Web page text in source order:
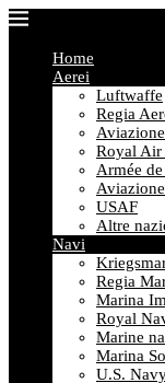
Home
Aerei
Luftwaffe
Regia
Royal Air
Armée
USAF
Altre
Navi
Regia
Marina
Royal
Marine
Marina
U.S.